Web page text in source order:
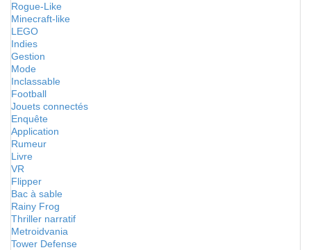
Rogue-Like
Minecraft-like
LEGO
Indies
Gestion
Mode
Inclassable
Football
Jouets connectés
Enquête
Application
Rumeur
Livre
VR
Flipper
Bac à sable
Rainy Frog
Thriller narratif
Metroidvania
Tower Defense